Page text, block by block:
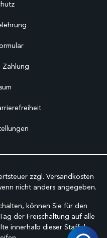
Zahlung
zzgl. Versandkosten
nicht anders angegeben.
können Sie für den
der Freischaltung auf alle
innerhalb dieser Staffel